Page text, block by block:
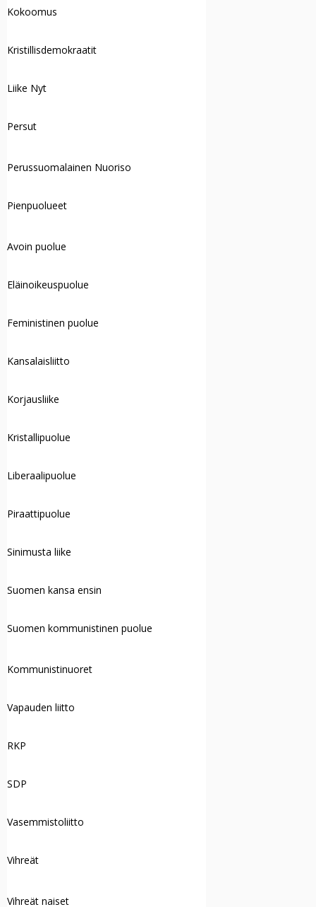
Kokoomus
Kristillisdemokraatit
Liike Nyt
Persut
Perussuomalainen Nuoriso
Pienpuolueet
Avoin puolue
Eläinoikeuspuolue
Feministinen puolue
Kansalaisliitto
Korjausliike
Kristallipuolue
Liberaalipuolue
Piraattipuolue
Sinimusta liike
Suomen kansa ensin
Suomen kommunistinen puolue
Kommunistinuoret
Vapauden liitto
RKP
SDP
Vasemmistoliitto
Vihreät
Vihreät naiset